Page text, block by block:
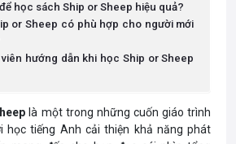
học sách Ship or Sheep hiệu quả?
or Sheep có phù hợp cho người mới
hướng dẫn khi học Ship or Sheep
là một trong những cuốn giáo trình
học tiếng Anh cải thiện khả năng phát